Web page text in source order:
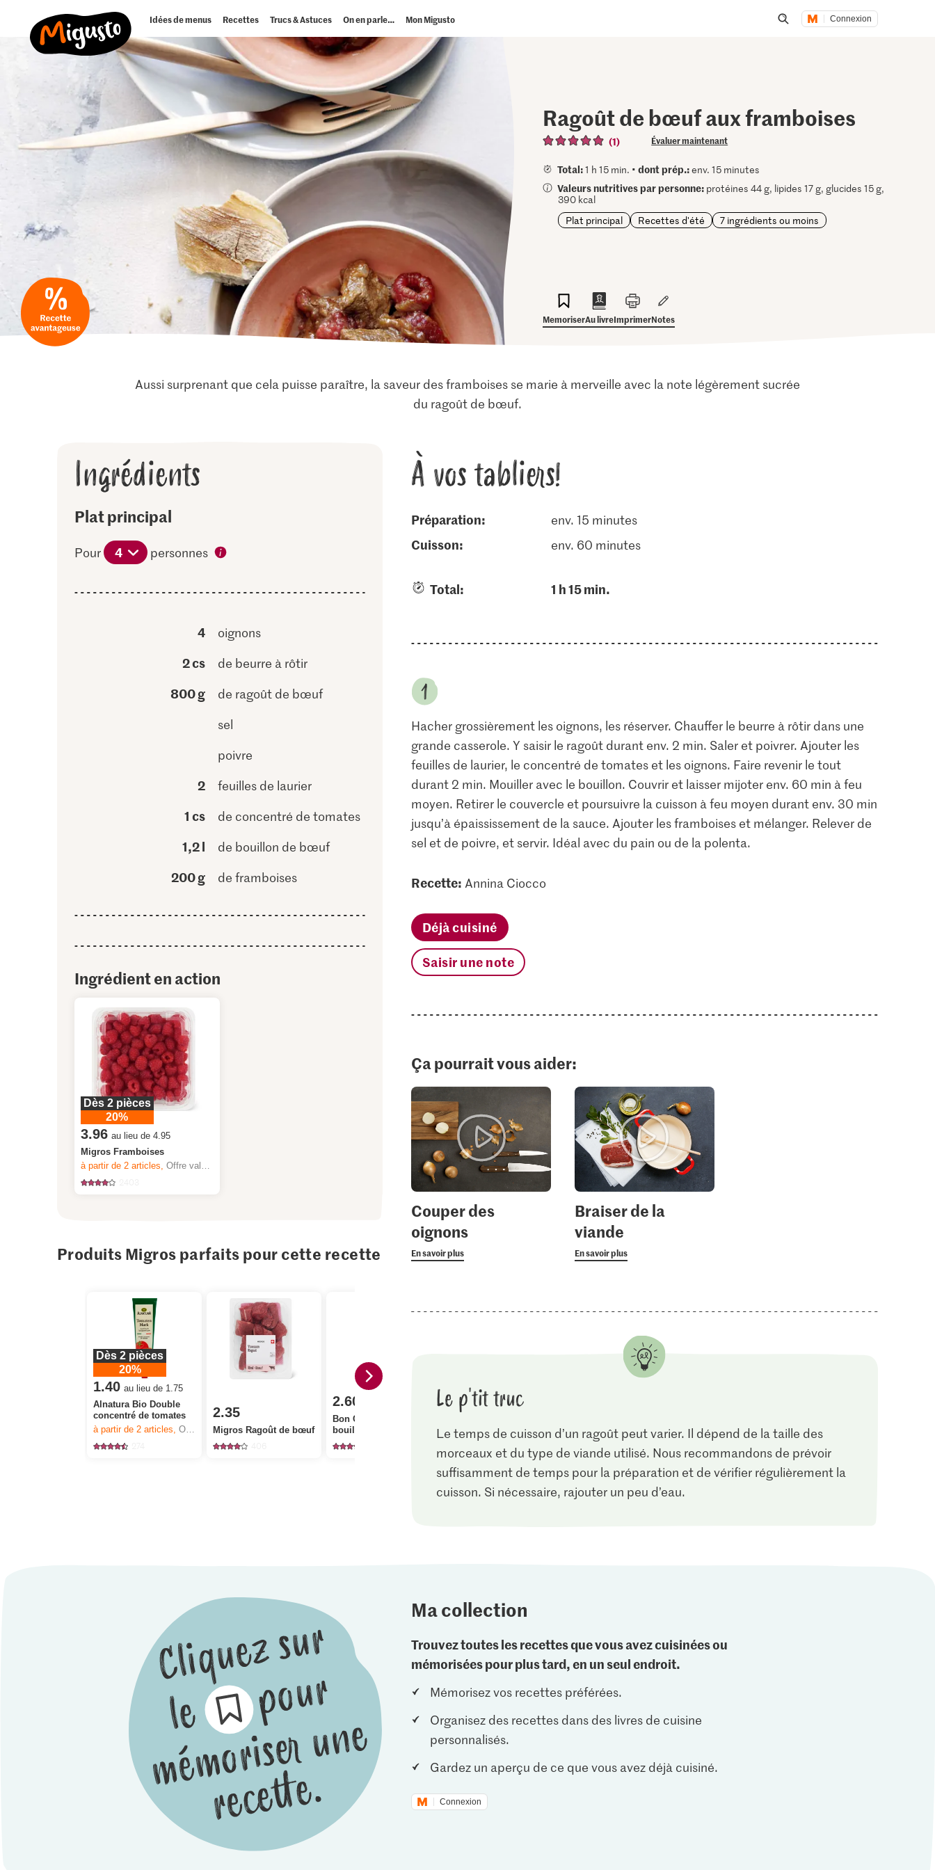
Idées de menus Recettes Trucs & Astuces On en parle… Mon Migusto Connexion
Ragoût de bœuf aux framboises
(1) Évaluer maintenant
Total:1 h 15 min. •dont prép.:env. 15 minutes
Valeurs nutritives par personne: protéines 44 g, lipides 17 g, glucides 15 g,
390 kcal
Plat principal
Recettes d'été 7 ingrédients ou moins
MemoriserAu livreImprimerNotes
Aussi surprenant que cela puisse paraître, la saveur des framboises se marie à merveille avec la note légèrement sucrée
du ragoût de bœuf.
Ingrédients
Plat principal
Pour 4 personnes
4 oignons
2 cs de beurre à rôtir
800 g
de ragoût de bœuf
sel
poivre
2 feuilles de laurier
1 cs de concentré de tomates
1,2 l de bouillon de bœuf
200 g de framboises
Ingrédient en action
Dès 2 pièces
20%
3.96 au lieu de 4.95
Migros Framboises
à partir de 2 articles, Offre valable du 6.8 au 12.8.2026, jusqu’à épuisement du stock.
Produits Migros parfaits pour cette recette
Dès 2 pièces
20%
1.40 au lieu de 1.75
Alnatura Bio Double
concentré de tomates
à partir de 2articles,Offre valable du 6.8 au 12.8.2026, jusqu’à épuisement du stock.
2.35
Migros Ragoût de bœuf
2.60
Bon Chef Cubes de
bouillon de bœuf
1.05
fluoré
1239
Recharge
137
laurier le sachet
Migros Oignons
À vos tabliers!
Préparation: env. 15 minutes
cuisson: env. 60 minutes
Total: 1 h 15 min.
Hacher grossièrement les oignons, les réserver. Chauffer le beurre à rôtir dans une
grande casserole. Y saisir le ragoût durant env. 2 min. Saler et poivrer. Ajouter les
feuilles de laurier, le concentré de tomates et les oignons. Faire revenir le tout
durant 2 min. Mouiller avec le bouillon. Couvrir et laisser mijoter env. 60 min à feu
moyen. Retirer le couvercle et poursuivre la cuisson à feu moyen durant env. 30 min
jusqu’à épaississement de la sauce. Ajouter les framboises et mélanger. Relever de
sel et de poivre, et servir. Idéal avec du pain ou de la polenta.
Recette: Annina Ciocco
Déjà cuisiné
Saisir une note
Ça pourrait vous aider:
Couper des
oignons
En savoir plus
Braiser de la
viande
En savoir plus
Le p'tit truc
Le temps de cuisson d’un ragoût peut varier. Il dépend de la taille des
morceaux et du type de viande utilisé. Nous recommandons de prévoir
suffisamment de temps pour la préparation et de vérifier régulièrement la
cuisson. Si nécessaire, rajouter un peu d’eau.
Ma collection
Trouvez toutes les recettes que vous avez cuisinées ou
mémorisées pour plus tard, en un seul endroit.
Mémorisez vos recettes préférées.
Organisez des recettes dans des livres de cuisine
personnalisés.
Gardez un aperçu de ce que vous avez déjà cuisiné.
Connexion